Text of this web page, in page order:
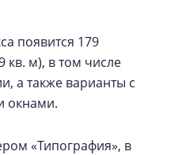
появится 179
кв. м), в том числе
а также варианты с
окнами.
«Типография», в